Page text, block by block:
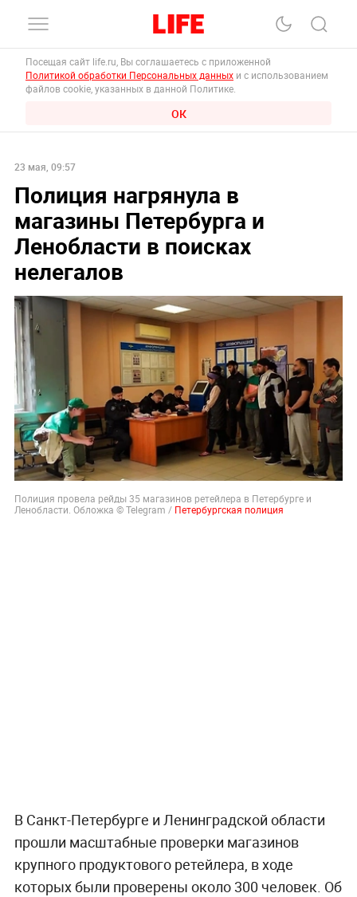
Посещая сайт life.ru, Вы соглашаетесь с приложенной
Политикой обработки Персональных данных и с использованием
файлов cookie, указанных в данной Политике.
ОК
23 мая, 09:57
Полиция нагрянула в
магазины Петербурга и
Ленобласти в поисках
нелегалов
Полиция провела рейды 35 магазинов ретейлера в Петербурге и
Ленобласти. Обложка © Telegram /Петербургская полиция
В Санкт-Петербурге и Ленинградской области
прошли масштабные проверки магазинов
крупного продуктового ретейлера, в ходе
которых были проверены около 300 человек. Об